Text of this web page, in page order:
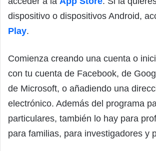
dispositivo o dispositivos Android,
Play.
Comienza creando una cuenta o
con tu cuenta de Facebook, de
de Microsoft, o añadiendo una
electrónico. Además del programa
particulares, también lo hay para
para familias, para investigadores y